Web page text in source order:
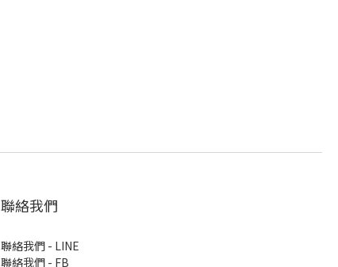
聯絡我們
聯絡我們 - LINE
聯絡我們 - FB